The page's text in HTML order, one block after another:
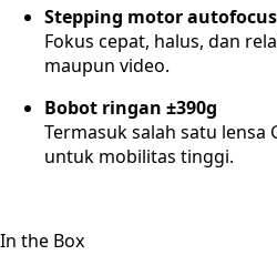
Stepping motor autofocus
Fokus cepat, halus, dan
maupun video.
Bobot ringan ±390g
Termasuk salah satu lensa
untuk mobilitas tinggi.
In the Box